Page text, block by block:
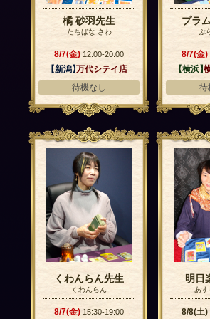
橘 砂羽先生
たちばな さわ
8/7(金) 12:00-20:00
【新潟】万代シテイ店
待機なし
プラ
ぷ
8/7(金)
【横浜】
待
くわんらん先生
くわんらん
8/7(金) 15:30-19:00
明日
あす
8/8(土)